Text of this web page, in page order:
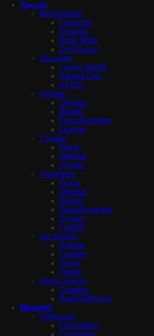
Άρωμα
Best-Sellers
Γυναικεία
Ανδρικά
Body Mists
Σετ Δώρου
Occasion
Luxury Nights
Casual Chic
All Day
Άνδρας
Oriental
Woody
Fresh/Aromatic
Leather
Γυναίκα
Floral
Oriental
Chypre
Fragrance
Floral
Oriental
Woody
Fresh/Aromatic
Chypre
Leather
Σετ Δώρου
Άνδρας
Γυναίκα
Home
Travel
Home Scents
Candles
Reed Diffusers
Μακιγιάζ
Πρόσωπο
Foundation
Concealer